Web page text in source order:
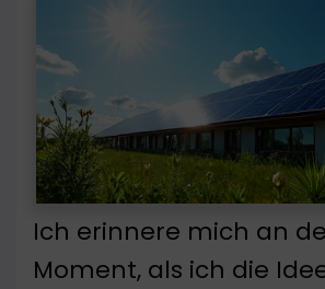
Ich erinnere mich an
Moment, als ich die